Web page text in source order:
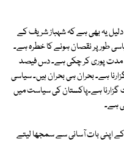
یہ بھی ہے کہ شہباز شریف کے
طور پر نقصان ہونے کا خطرہ ہے۔
مدت پوری کر چکی ہے۔ دس فیصد
ہے۔ بحران ہی بحران ہیں۔ سیاسی
ہے۔پاکستان کی سیاست میں
ہے۔
اپنی بات آسانی سے سمجھا لیتے